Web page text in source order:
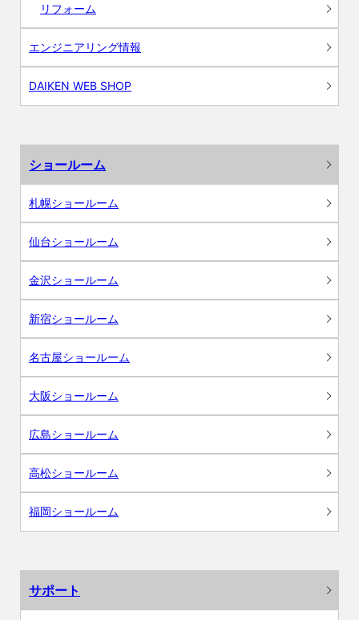
リフォーム
エンジニアリング情報
DAIKEN WEB SHOP
ショールーム
札幌ショールーム
仙台ショールーム
金沢ショールーム
新宿ショールーム
名古屋ショールーム
大阪ショールーム
広島ショールーム
高松ショールーム
福岡ショールーム
サポート